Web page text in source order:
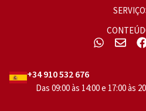
+34 910 532 676
Das 09:00 às 14:00 e 17:00 às